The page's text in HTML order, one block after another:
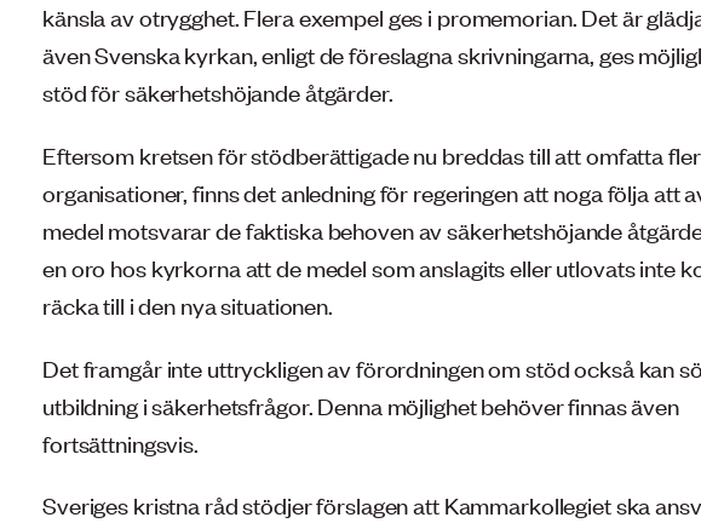
känsla av otrygghet. Flera exempel ges i promemorian. Det är
även Svenska kyrkan, enligt de föreslagna skrivningarna, ges
stöd för säkerhetshöjande åtgärder.
Eftersom kretsen för stödberättigade nu breddas till att omfatta fler
organisationer, finns det anledning för regeringen att noga följa att
medel motsvarar de faktiska behoven av säkerhetshöjande
en oro hos kyrkorna att de medel som anslagits eller utlovats inte
räcka till i den nya situationen.
Det framgår inte uttryckligen av förordningen om stöd också kan
utbildning i säkerhetsfrågor. Denna möjlighet behöver finnas även
fortsättningsvis.
Sveriges kristna råd stödjer förslagen att Kammarkollegiet ska